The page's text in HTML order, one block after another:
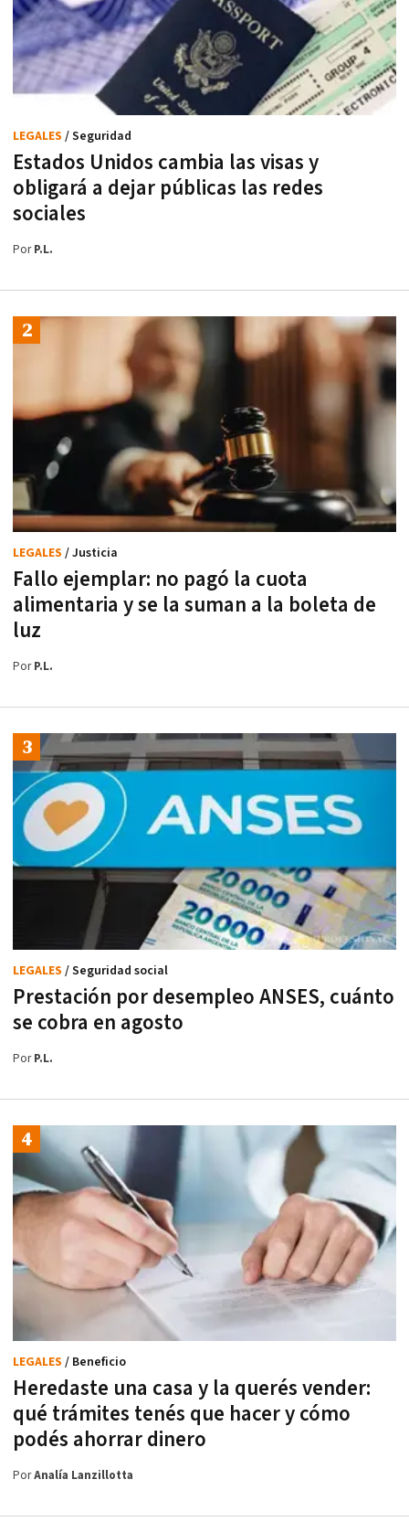
Estados Unidos cambia las visas y
obligará a dejar públicas las redes
sociales
LEGALES / Seguridad
PorP.L.
Fallo ejemplar: no pagó la cuota
alimentaria y se la suman a la boleta de
luz
LEGALES / Justicia
PorP.L.
Prestación por desempleo ANSES, cuánto
se cobra en agosto
LEGALES / Seguridad social
PorP.L.
Heredaste una casa y la querés vender:
qué trámites tenés que hacer y cómo
podés ahorrar dinero
LEGALES / Beneficio
PorAnalía Lanzillotta